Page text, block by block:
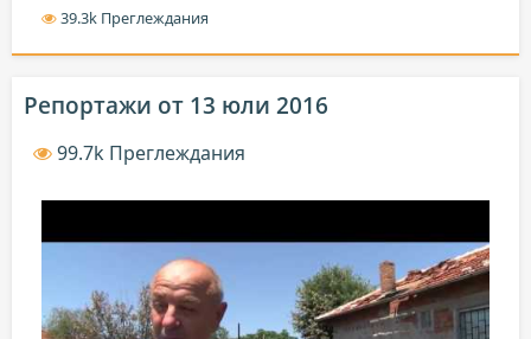
39.3k Преглеждания
Репортажи от 13 юли 2016
99.7k Преглеждания